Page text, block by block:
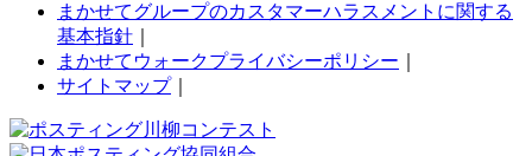
まかせてグループのカスタマーハラスメントに関する
基本指針
まかせてウォークプライバシーポリシー
サイトマップ｜